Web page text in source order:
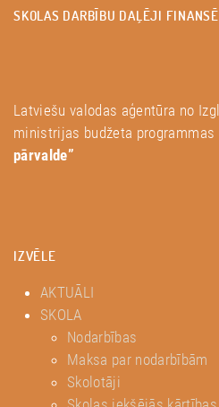
SKOLAS DARBĪBU DAĻĒJI FINANSĒ
Latviešu valodas aģentūra no
ministrijas budžeta programmas
pārvalde”
IZVĒLE
AKTUĀLI
SKOLA
Nodarbības
Maksa par nodarbībām
Skolotāji